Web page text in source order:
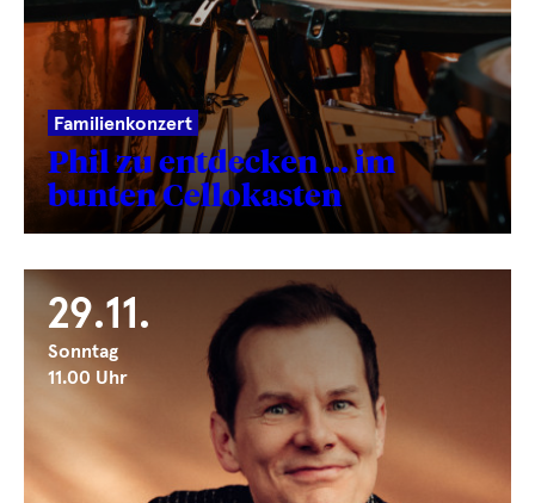
Familienkonzert
Phil zu entdecken … im
bunten Cellokasten
29.11.
Sonntag
11.00 Uhr